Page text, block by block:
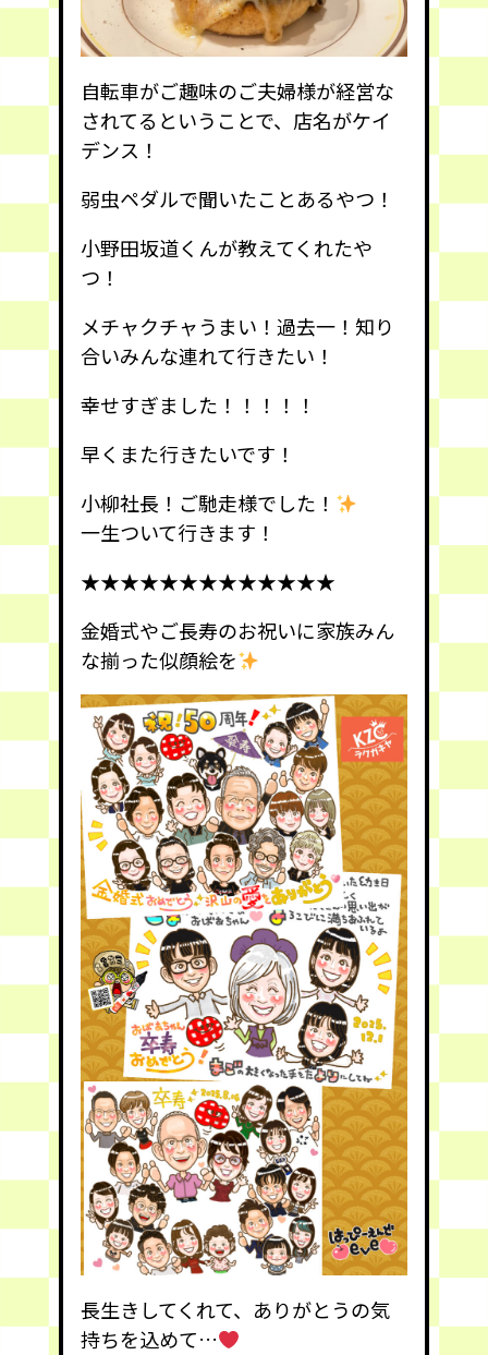
自転車がご趣味のご夫婦様が経営な
されてるということで、店名がケイ
デンス！
弱虫ペダルで聞いたことあるやつ！
小野田坂道くんが教えてくれたや
つ！
メチャクチャうまい！過去一！知り
合いみんな連れて行きたい！
幸せすぎました！！！！！
早くまた行きたいです！
小柳社長！ご馳走様でした！
一生ついて行きます！
★★★★★★★★★★★★★
金婚式やご長寿のお祝いに家族みん
な揃った似顔絵を
長生きしてくれて、ありがとうの気
持ちを込めて…